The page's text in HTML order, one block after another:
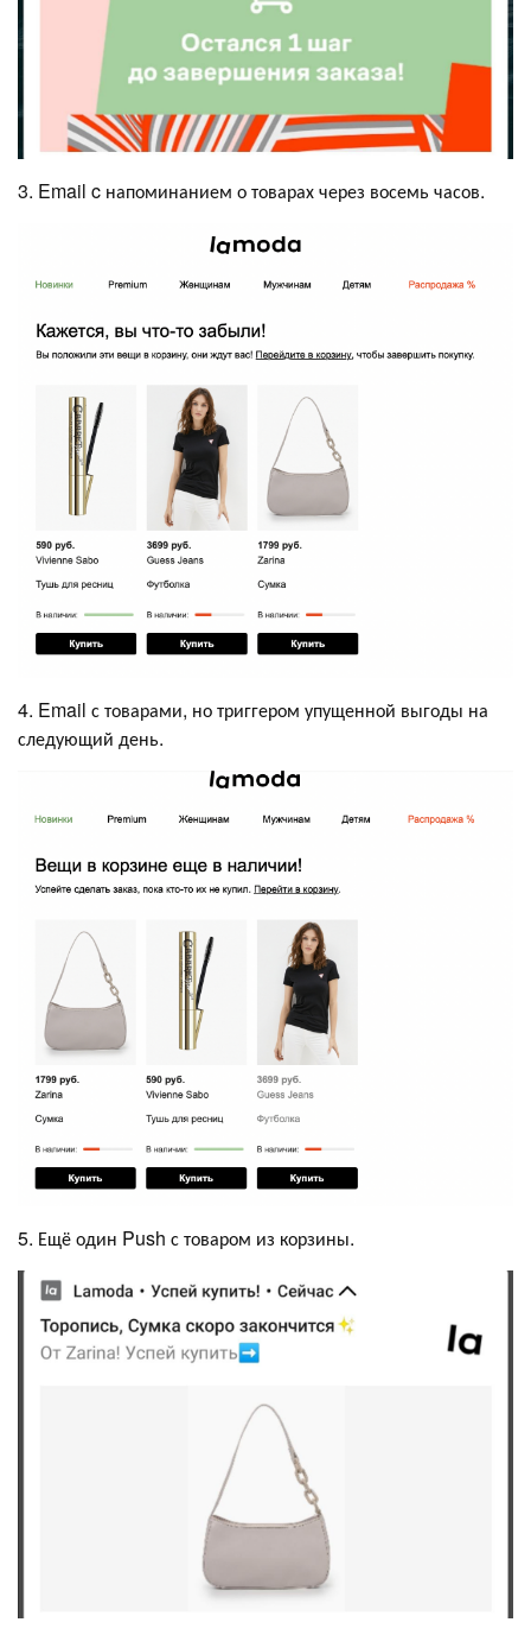
3. Email c напоминанием о товарах через восемь часов.
4. Email с товарами, но триггером упущенной выгоды на
следующий день.
5. Ещё один Push с товаром из корзины.